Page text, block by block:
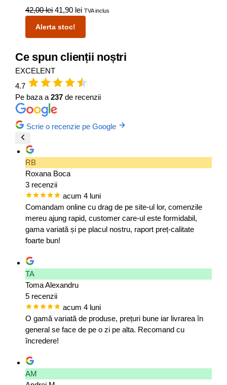
42,00lei 41,90 lei TVA inclus
Alerta stoc!
Ce spun clienții noștri
EXCELENT
4.7
Pe baza a237 de recenzii
Scrie o recenzie pe Google
RB
Roxana Boca
3 recenzii
acum 4 luni
Comandam online cu drag de pe site-ul lor, comenzile
mereu ajung rapid, customer care-ul este formidabil,
gama variată și pe placul nostru, raport preț-calitate
foarte bun!
TA
Toma Alexandru
5 recenzii
acum 4 luni
O gamă variată de produse, prețuri bune iar livrarea în
general se face de pe o zi pe alta. Recomand cu
încredere!
AM